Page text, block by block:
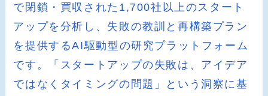
で閉鎖・買収された1,700社以上のスタート
アップを分析し、失敗の教訓と再構築プラン
を提供するAI駆動型の研究プラットフォーム
です。「スタートアップの失敗は、アイデア
ではなくタイミングの問題」という洞察に基